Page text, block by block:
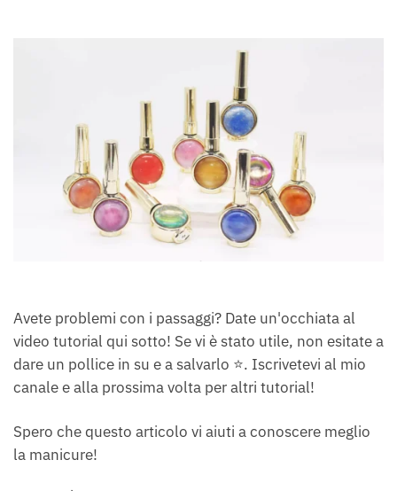
Avete problemi con i passaggi? Date un'occhiata al
video tutorial qui sotto! Se vi è stato utile, non esitate a
dare un pollice in su e a salvarlo ⭐. Iscrivetevi al mio
canale e alla prossima volta per altri tutorial!
Spero che questo articolo vi aiuti a conoscere meglio
la manicure!